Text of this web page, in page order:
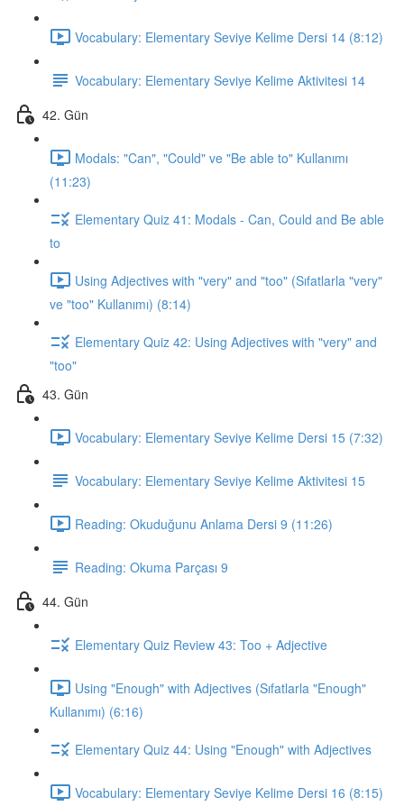
Vocabulary: Elementary Seviye Kelime Dersi 14 (8:12)
Vocabulary: Elementary Seviye Kelime Aktivitesi 14
42. Gün
Modals: "Can", "Could" ve "Be able to" Kullanımı
(11:23)
Elementary Quiz 41: Modals - Can, Could and Be able
to
Using Adjectives with "very" and "too" (Sıfatlarla "very"
ve "too" Kullanımı) (8:14)
Elementary Quiz 42: Using Adjectives with "very" and
"too"
43. Gün
Vocabulary: Elementary Seviye Kelime Dersi 15 (7:32)
Vocabulary: Elementary Seviye Kelime Aktivitesi 15
Reading: Okuduğunu Anlama Dersi 9 (11:26)
Reading: Okuma Parçası 9
44. Gün
Elementary Quiz Review 43: Too + Adjective
Using "Enough" with Adjectives (Sıfatlarla "Enough"
Kullanımı) (6:16)
Elementary Quiz 44: Using "Enough" with Adjectives
Vocabulary: Elementary Seviye Kelime Dersi 16 (8:15)